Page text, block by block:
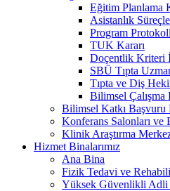
Eğitim Planlama
Asistanlık
Program
TUK Kararı
Doçentlik Kriteri
SBÜ Tıpta
Tıpta ve Diş
Bilimsel Çalışma
Bilimsel Katkı Başvuru
Konferans Salonları ve
Klinik Araştırma
Hizmet Binalarımız
Ana Bina
Fizik Tedavi ve
Yüksek Güvenlikli